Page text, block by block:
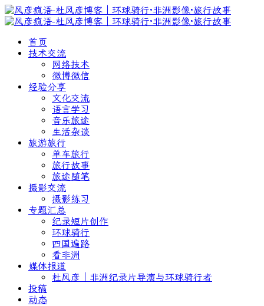
首页
技术交流
网络技术
微博微信
经验分享
文化交流
语言学习
音乐旅途
生活杂谈
旅游旅行
单车旅行
旅行故事
旅途随笔
摄影交流
摄影练习
专题汇总
纪录短片创作
环球骑行
四国遍路
看非洲
媒体报道
杜风彦｜非洲纪录片导演与环球骑行者
投稿
动态